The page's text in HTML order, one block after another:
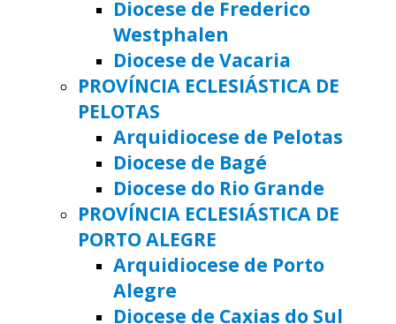
Diocese de Frederico
Westphalen
Diocese de Vacaria
PROVÍNCIA ECLESIÁSTICA DE
PELOTAS
Arquidiocese de Pelotas
Diocese de Bagé
Diocese do Rio Grande
PROVÍNCIA ECLESIÁSTICA DE
PORTO ALEGRE
Arquidiocese de Porto
Alegre
Diocese de Caxias do Sul